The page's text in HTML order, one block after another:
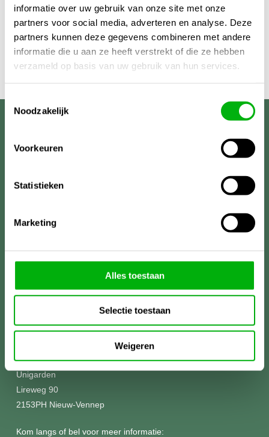
informatie over uw gebruik van onze site met onze
partners voor social media, adverteren en analyse. Deze
partners kunnen deze gegevens combineren met andere
informatie die u aan ze heeft verstrekt of die ze hebben
verzameld op basis van uw gebruik van hun services.
Toestemmingsselectie
Noodzakelijk
Voorkeuren
Statistieken
Marketing
Alles toestaan
Selectie toestaan
Weigeren
Unigarden
Lireweg 90
2153PH Nieuw-Vennep
Kom langs of bel voor meer informatie: